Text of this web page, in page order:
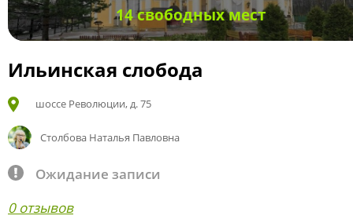
14 свободных мест
Ильинская слобода
шоссе Революции, д. 75
Столбова Наталья Павловна
Ожидание записи
0 отзывов